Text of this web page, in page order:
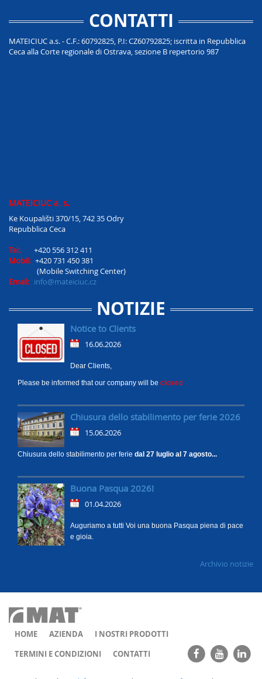
CONTATTI
MATEICIUC a.s. - C.F.: 60792825, P.I: CZ60792825; iscritta in Repubblica
Ceca alla Corte regionale di Ostrava, sezione B repertorio 987
MATEICIUC a. s.
Ke Koupališti 370/15, 742 35 Odry
Repubblica Ceca
Tel:.
+420 556 312 411
Mobil: +420 731 450 381
(Mobile Switching Center)
Email: info@mateiciuc.cz
NOTIZIE
Notice to Clients
16.06.2026
Dear Clients,
Please be informed that our company will be closed
Chiusura dello stabilimento per ferie 2026
15.06.2026
Chiusura dello stabilimento per ferie dal 27 luglio al 7 agosto...
Buona Pasqua 2026!
01.04.2026
Auguriamo a tutti Voi una buona Pasqua piena di pace
e gioia.
Archivio notizie
HOME AZIENDA
I NOSTRI PRODOTTI
TERMINI E CONDIZIONI
CONTATTI